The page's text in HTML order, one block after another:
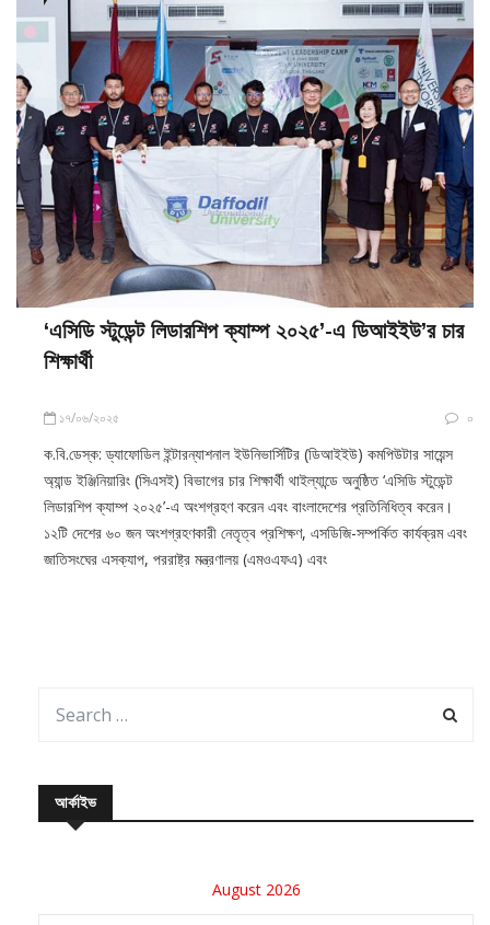
‘এসিডি স্টুডেন্ট লিডারশিপ ক্যাম্প ২০২৫’-এ ডিআইইউ’র চার
শিক্ষার্থী
১৭/০৬/২০২৫ ০
ক.বি.ডেস্ক: ড্যাফোডিল ইন্টারন্যাশনাল ইউনিভার্সিটির (ডিআইইউ) কমপিউটার সায়েন্স
অ্যান্ড ইঞ্জিনিয়ারিং (সিএসই) বিভাগের চার শিক্ষার্থী থাইল্যান্ডে অনুষ্ঠিত ‘এসিডি স্টুডেন্ট
লিডারশিপ ক্যাম্প ২০২৫’-এ অংশগ্রহণ করেন এবং বাংলাদেশের প্রতিনিধিত্ব করেন।
১২টি দেশের ৬০ জন অংশগ্রহণকারী নেতৃত্ব প্রশিক্ষণ, এসডিজি-সম্পর্কিত কার্যক্রম এবং
জাতিসংঘের এসক্যাপ, পররাষ্ট্র মন্ত্রণালয় (এমওএফএ) এবং
আর্কাইভ
August 2026